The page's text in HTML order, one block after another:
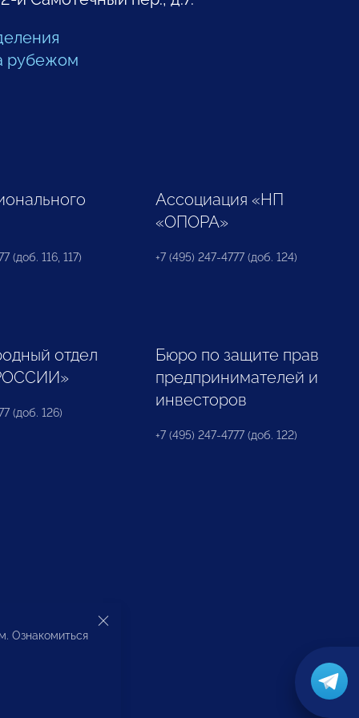
рубежом
(доб. 116, 117)
Ассоциация «НП
«ОПОРА»
+7 (495) 247-4777 (доб. 124)
отдел
(доб. 126)
Бюро по защите прав
предпринимателей и
инвесторов
+7 (495) 247-4777 (доб. 122)
Ознакомиться